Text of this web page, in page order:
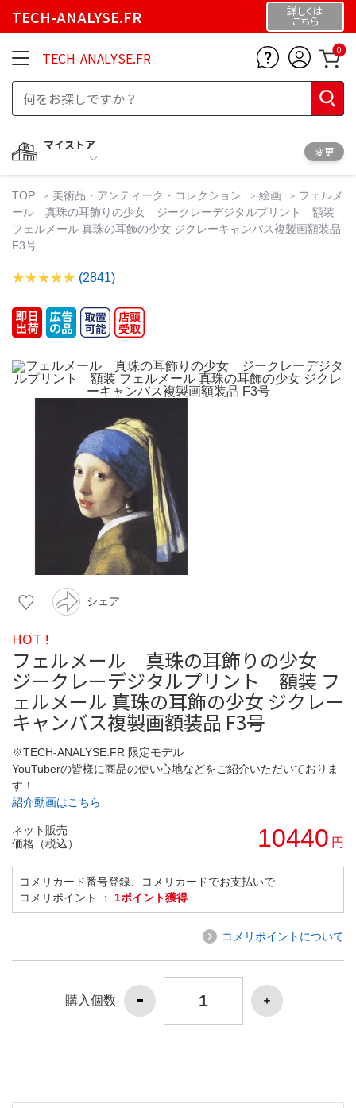
TECH-ANALYSE.FR 詳しくは
こちら
TECH-ANALYSE.FR 0
マイストア
変更
TOP 美術品・アンティーク・コレクション 絵画
フェルメ
ール 真珠の耳飾りの少女 ジークレーデジタルプリント 額装
フェルメール 真珠の耳飾の少女 ジクレーキャンバス複製画額装品
F3号
(2841)
シェア
HOT !
フェルメール 真珠の耳飾りの少女
ジークレーデジタルプリント 額装 フ
ェルメール 真珠の耳飾の少女 ジクレー
キャンバス複製画額装品 F3号
※TECH-ANALYSE.FR 限定モデル
YouTuberの皆様に商品の使い心地などをご紹介いただいておりま
す！
紹介動画はこちら
ネット販売
価格（税込）
10440 円
コメリカード番号登録、コメリカードでお支払いで
コメリポイント ： 1ポイント獲得
コメリポイントについて
購入個数